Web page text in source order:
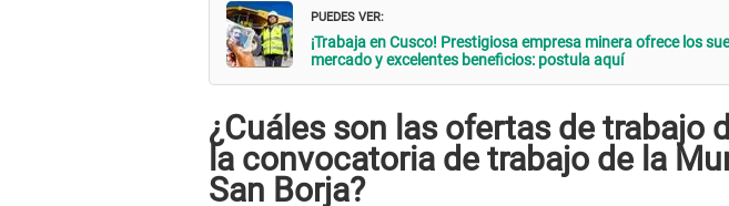
PUEDES VER:
¡Trabaja en Cusco! Prestigiosa empresa minera ofrece los
mercado y excelentes beneficios: postula aquí
¿Cuáles son las ofertas de trabajo
la convocatoria de trabajo de la
San Borja?